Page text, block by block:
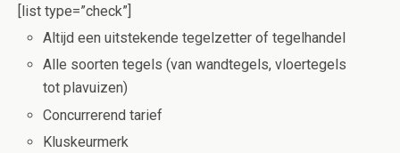
[list type=”check”]
Altijd een uitstekende tegelzetter of tegelhandel
Alle soorten tegels (van wandtegels, vloertegels
tot plavuizen)
Concurrerend tarief
Kluskeurmerk